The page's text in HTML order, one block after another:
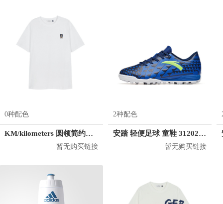
0种配色
KM/kilometers 圆领简约短袖T恤 M2X2108073
暂无购买链接
2种配色
安踏 轻便足球 童鞋 312022203
暂无购买链接